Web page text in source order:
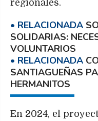
regionales.
SOLIDARIAS:
VOLUNTARIOS
SANTIAGUEÑAS
HERMANITOS
En 2024, el